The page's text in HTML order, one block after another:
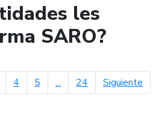
les
SARO?
4 5 ... 24 Siguiente